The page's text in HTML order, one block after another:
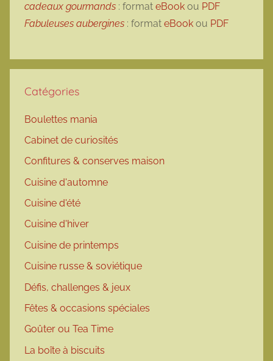
cadeaux gourmands : format eBook ou PDF
Fabuleuses aubergines : format eBook ou PDF
Catégories
Boulettes mania
Cabinet de curiosités
Confitures & conserves maison
Cuisine d'automne
Cuisine d'été
Cuisine d'hiver
Cuisine de printemps
Cuisine russe & soviétique
Défis, challenges & jeux
Fêtes & occasions spéciales
Goûter ou Tea Time
La boîte à biscuits